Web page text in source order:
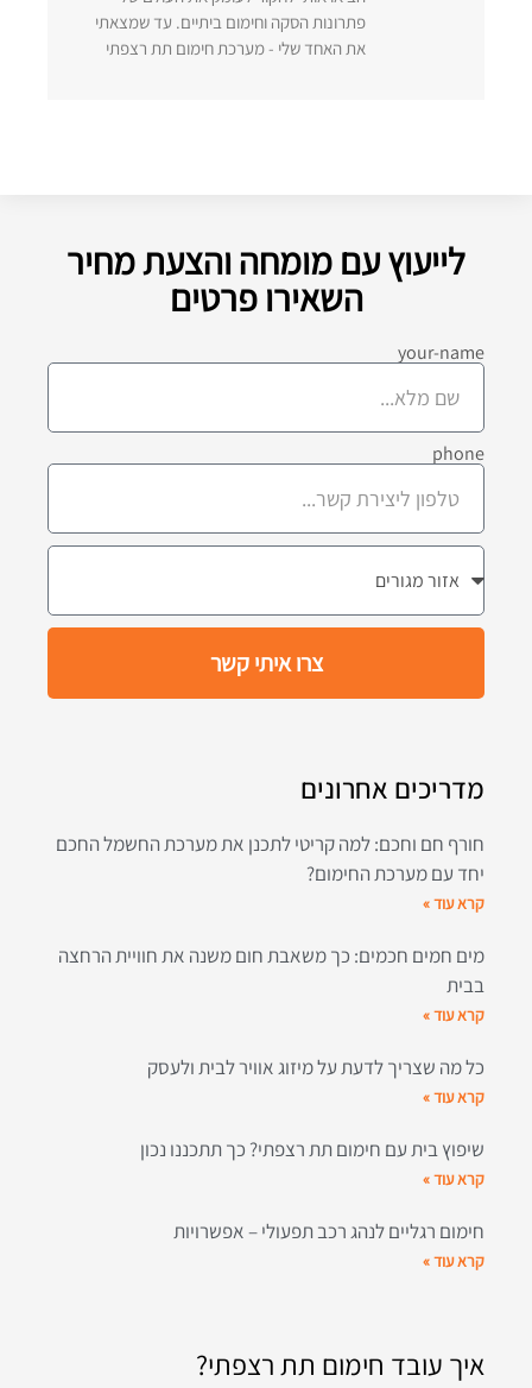
פתרונות הסקה וחימום ביתיים. עד שמצאתי
את האחד שלי - מערכת חימום תת רצפתי
לייעוץ עם מומחה והצעת מחיר
השאירו פרטים
your-name
phone
צרו איתי קשר
מדריכים אחרונים
חורף חם וחכם: למה קריטי לתכנן את מערכת החשמל החכם
יחד עם מערכת החימום?
קרא עוד »
מים חמים חכמים: כך משאבת חום משנה את חוויית הרחצה
בבית
קרא עוד »
כל מה שצריך לדעת על מיזוג אוויר לבית ולעסק
קרא עוד »
שיפוץ בית עם חימום תת רצפתי? כך תתכננו נכון
קרא עוד »
חימום רגליים לנהג רכב תפעולי – אפשרויות
קרא עוד »
איך עובד חימום תת רצפתי?